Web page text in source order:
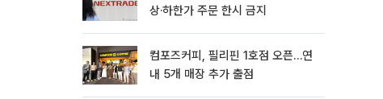
상·하한가 주문 한시 금지
컴포즈커피, 필리핀 1호점 오픈…연
내 5개 매장 추가 출점